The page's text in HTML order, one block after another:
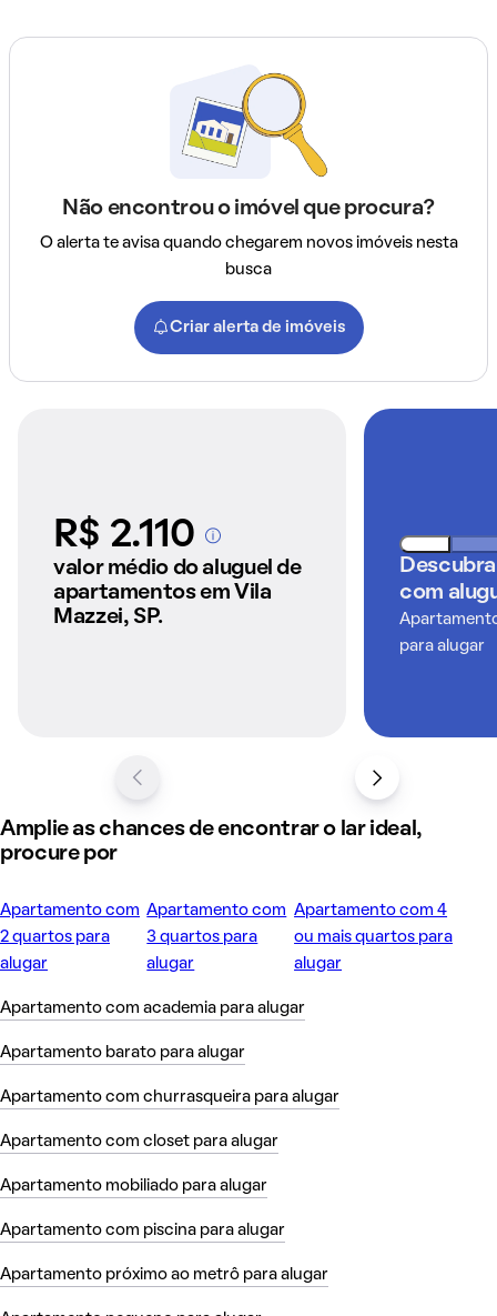
Não encontrou o imóvel que procura?
O alerta te avisa quando chegarem novos imóveis nesta
busca
Criar alerta de imóveis
R$ 2.110A partir dos imóveis
anunciados pelo
QuintoAndar
valor médio do aluguel de
apartamentos em Vila
Mazzei, SP.
com
para alugar
Amplie as chances de encontrar o lar ideal,
procure por
Apartamento com
2 quartos para
alugar
Apartamento com
3 quartos para
alugar
Apartamento com 4
ou mais quartos para
alugar
Apartamento com academia para alugar
Apartamento barato para alugar
Apartamento com churrasqueira para alugar
Apartamento com closet para alugar
Apartamento mobiliado para alugar
Apartamento com piscina para alugar
Apartamento próximo ao metrô para alugar